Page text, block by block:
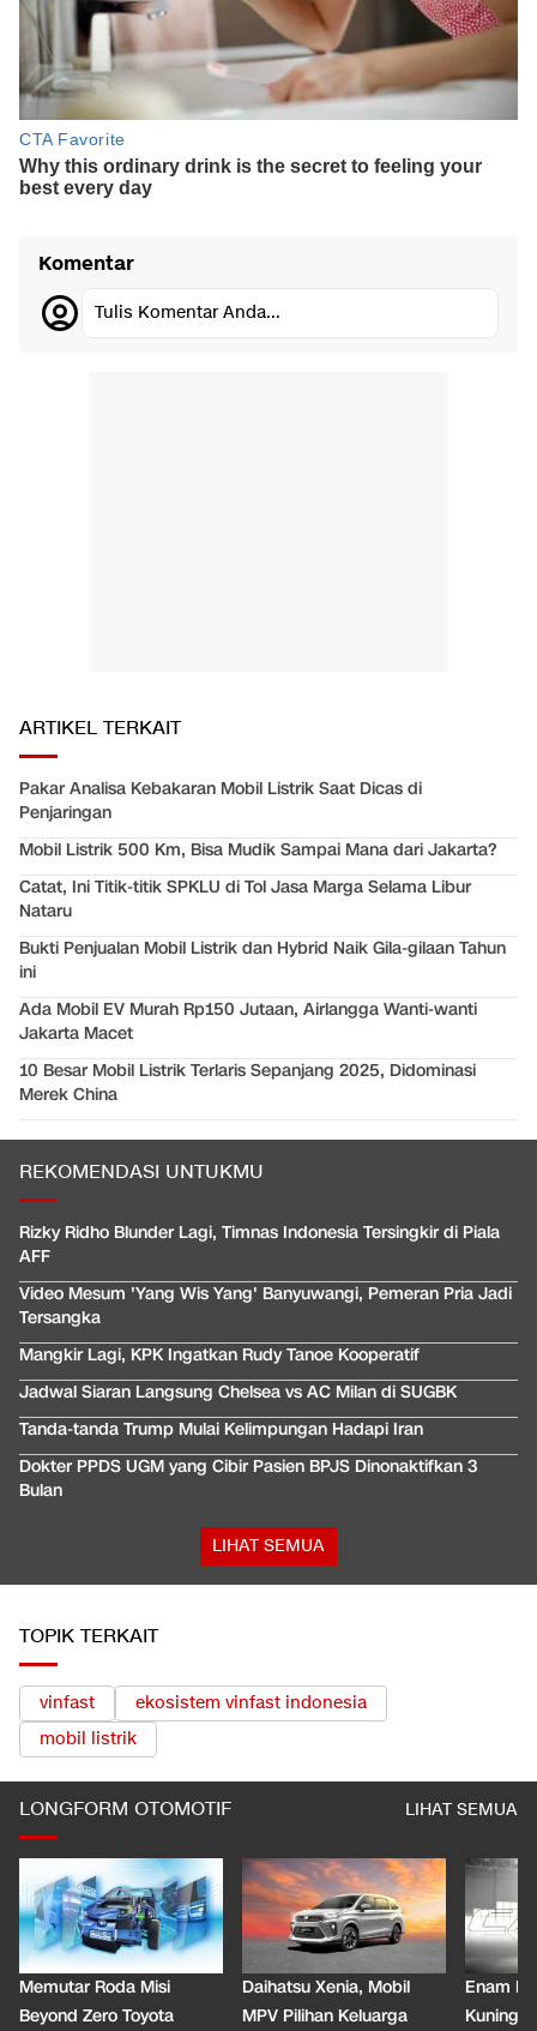
Komentar
Tulis Komentar Anda...
ARTIKEL TERKAIT
Pakar Analisa Kebakaran Mobil Listrik Saat Dicas di
Penjaringan
Mobil Listrik 500 Km, Bisa Mudik Sampai Mana dari Jakarta?
Catat, Ini Titik-titik SPKLU di Tol Jasa Marga Selama Libur
Nataru
Bukti Penjualan Mobil Listrik dan Hybrid Naik Gila-gilaan Tahun
ini
Ada Mobil EV Murah Rp150 Jutaan, Airlangga Wanti-wanti
Jakarta Macet
10 Besar Mobil Listrik Terlaris Sepanjang 2025, Didominasi
Merek China
REKOMENDASI UNTUKMU
Rizky Ridho Blunder Lagi, Timnas Indonesia Tersingkir di Piala
AFF
Video Mesum 'Yang Wis Yang' Banyuwangi, Pemeran Pria Jadi
Tersangka
Mangkir Lagi, KPK Ingatkan Rudy Tanoe Kooperatif
Jadwal Siaran Langsung Chelsea vs AC Milan di SUGBK
Tanda-tanda Trump Mulai Kelimpungan Hadapi Iran
Dokter PPDS UGM yang Cibir Pasien BPJS Dinonaktifkan 3
Bulan
LIHAT SEMUA
TOPIK TERKAIT
vinfast
ekosistem vinfast indonesia
mobil listrik
LONGFORM OTOMOTIF LIHAT SEMUA
Memutar Roda Misi
Beyond Zero Toyota
Daihatsu Xenia, Mobil
MPV Pilihan Keluarga
Enam
Kuning